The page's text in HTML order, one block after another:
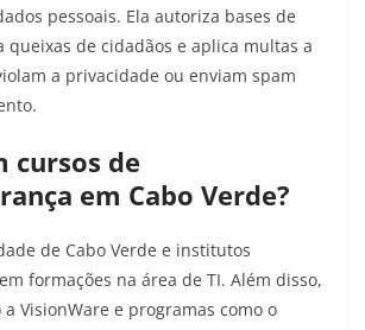
pessoais. Ela autoriza bases de
queixas de cidadãos e aplica multas a
a privacidade ou enviam spam
cursos de
em Cabo Verde?
de Cabo Verde e institutos
formações na área de TI. Além disso,
VisionWare e programas como o